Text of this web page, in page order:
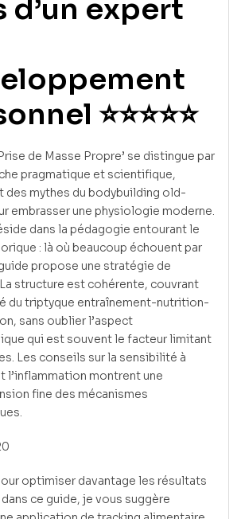
d’un expert
⭐⭐⭐⭐⭐
de Masse Propre’ se distingue par
pragmatique et scientifique,
des mythes du bodybuilding old-
embrasser une physiologie moderne.
dans la pédagogie entourant le
: là où beaucoup échouent par
propose une stratégie de
structure est cohérente, couvrant
du triptyque entraînement-nutrition-
sans oublier l’aspect
qui est souvent le facteur limitant
Les conseils sur la sensibilité à
l’inflammation montrent une
fine des mécanismes
optimiser davantage les résultats
ce guide, je vous suggère